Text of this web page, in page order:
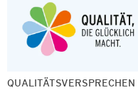
QUALITÄTSVERSPRECHEN